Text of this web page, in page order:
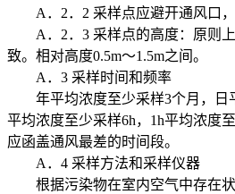
A．2．2 采样点应避开通风口，
A．2．3 采样点的高度：原则上
致。相对高度0.5m～1.5m之间。
A．3 采样时间和频率
年平均浓度至少采样3个月，日
平均浓度至少采样6h，1h平均浓度
应函盖通风最差的时间段。
A．4 采样方法和采样仪器
根据污染物在室内空气中存在状